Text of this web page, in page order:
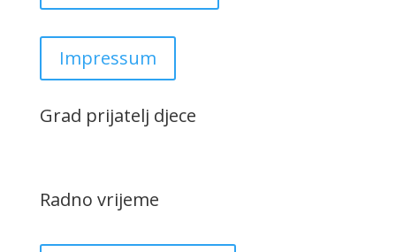
Impressum
Grad prijatelj djece
Radno vrijeme